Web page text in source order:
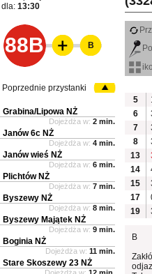
dla: 13:30
88B
5
6
7
8
13
14
15
17
19
B
B
Poprzednie przystanki
Grabina/Lipowa NŻ
Dojeżdża w: 2 min.
Janów 6c NŻ
Dojeżdża w: 4 min.
Janów wieś NŻ
Dojeżdża w: 6 min.
Plichtów NŻ
Dojeżdża w: 7 min.
Byszewy NŻ
Dojeżdża w: 8 min.
Byszewy Majątek NŻ
Dojeżdża w: 9 min.
Boginia NŻ
Dojeżdża w: 11 min.
Stare Skoszewy 23 NŻ